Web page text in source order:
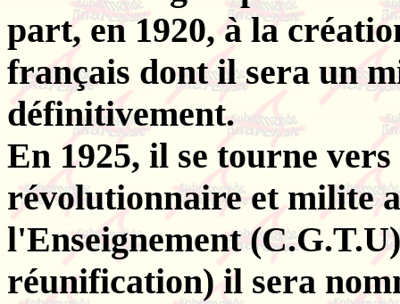
part, en 1920, à la
français dont il sera un
définitivement.
En 1925, il se tourne
révolutionnaire et milite
l'Enseignement
réunification) il sera